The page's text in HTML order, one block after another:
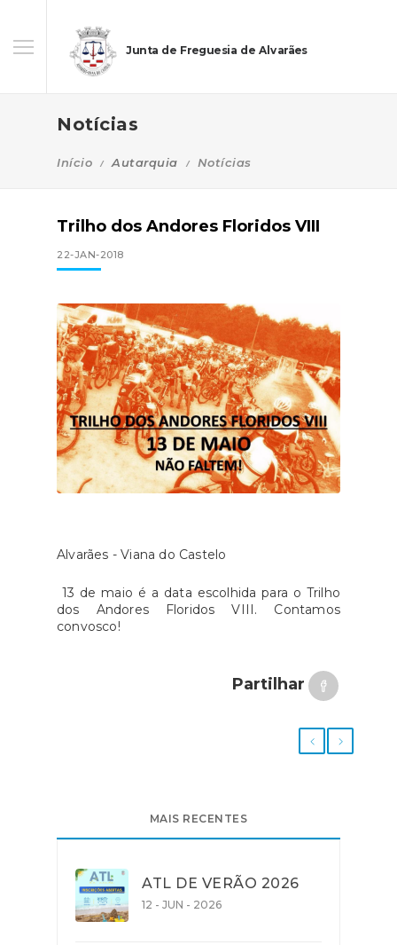
Junta de Freguesia de Alvarães
Notícias
Início Autarquia Notícias
Trilho dos Andores Floridos VIII
22-JAN-2018
Alvarães - Viana do Castelo
13 de maio é a data escolhida para o Trilho
dos Andores Floridos VIII. Contamos
convosco!
Partilhar
MAIS RECENTES
ATL DE VERÃO 2026
12 - JUN - 2026